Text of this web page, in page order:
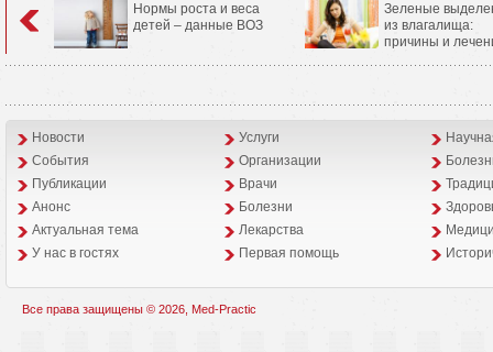
Нормы роста и веса
детей – данные ВОЗ
Зеленые
из влагалища:
причины и
Новости Услуги
События
Организации
Публикации
Врачи
Анонс
Болезни
Aктуальная тема
Лекарства
У нас в гостях
Первая помощь
Все права защищены © 2026, Med-Practic